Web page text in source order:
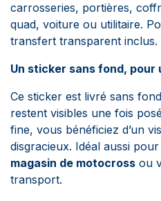
carrosseries, portières,
quad, voiture ou utilitaire.
transfert transparent inclus.
Un sticker sans fond,
Ce sticker est livré sans
restent visibles une fois
fine, vous bénéficiez d’un
disgracieux. Idéal aussi
magasin de motocross ou
transport.